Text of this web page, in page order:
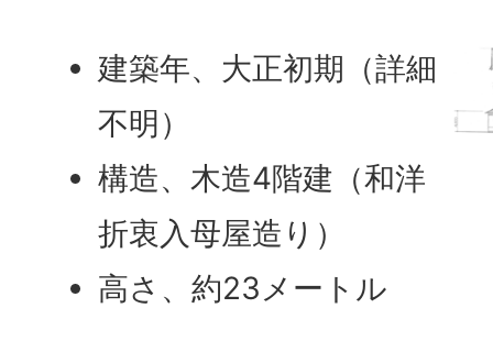
建築年、大正初期（詳細
不明）
構造、木造4階建（和洋
折衷入母屋造り）
高さ、約23メートル